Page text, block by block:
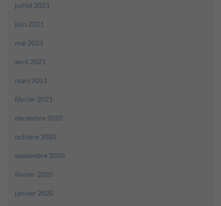
juillet 2021
juin 2021
mai 2021
avril 2021
mars 2021
février 2021
décembre 2020
octobre 2020
septembre 2020
février 2020
janvier 2020